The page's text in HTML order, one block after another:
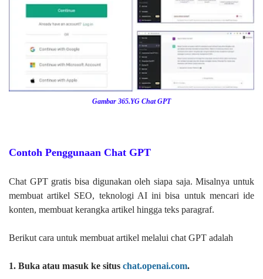
Gambar 365.YG Chat GPT
Contoh Penggunaan Chat GPT
Chat GPT gratis bisa digunakan oleh siapa saja. Misalnya untuk
membuat artikel SEO, teknologi AI ini bisa untuk mencari ide
konten, membuat kerangka artikel hingga teks paragraf.
Berikut cara untuk membuat artikel melalui chat GPT adalah
1. Buka atau masuk ke situs chat.openai.com.